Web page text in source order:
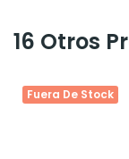
16 Otros
Fuera De Stock